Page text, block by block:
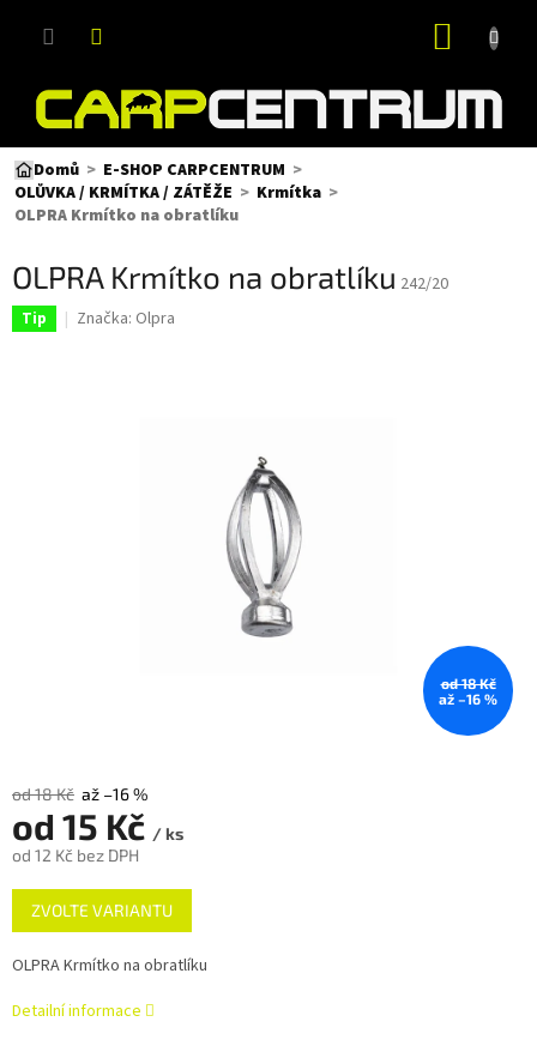
Domů
E-SHOP CARPCENTRUM
OLŮVKA / KRMÍTKA / ZÁTĚŽE
Krmítka
OLPRA Krmítko na obratlíku
OLPRA Krmítko na obratlíku 242/20
Tip Značka: Olpra
od 18 Kč
až –16 %
od 18 Kč až –16 %
od 15 Kč / ks
od 12 Kč bez DPH
Měrná
cena:
ZVOLTE VARIANTU
OLPRA Krmítko na obratlíku
Detailní informace